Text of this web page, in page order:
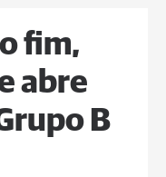
fim,
abre
B